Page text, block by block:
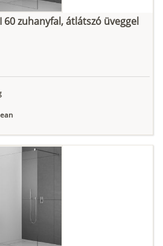
60 zuhanyfal, átlátszó üveggel